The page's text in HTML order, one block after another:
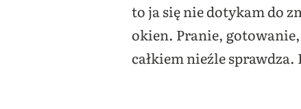
to ja się nie dotykam do
okien. Pranie,
całkiem nieźle